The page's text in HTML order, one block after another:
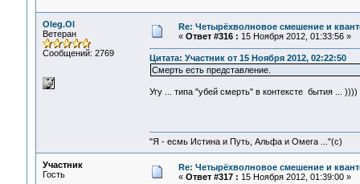
Oleg.Ol
Ветеран
Сообщений: 2769
Re: Четырёхволновое смешение и
« Ответ #316 : 15 Ноября 2012, 01:33:56 »
Цитата: Участник от 15 Ноября 2012, 02:22:50
Смерть есть представление.
Угу ... типа "убей смерть" в контексте бытия ... ))))
"Я - есмь Истина и Путь, Альфа и Омега ..."(с)
Участник
Гость
Re: Четырёхволновое смешение и
« Ответ #317 : 15 Ноября 2012, 01:39:00 »